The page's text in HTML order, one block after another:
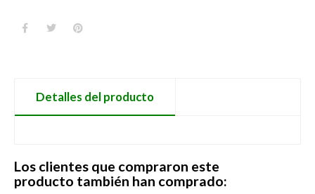
Detalles del producto
Los clientes que compraron este
producto también han comprado: